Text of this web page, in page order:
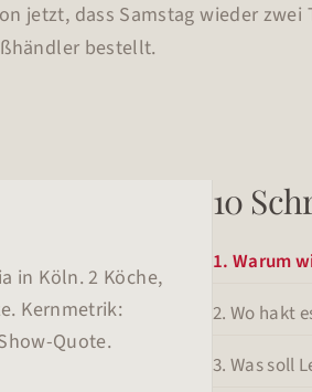
jetzt, dass Samstag wieder
bestellt.
in Köln. 2 Köche,
Kernmetrik:
Quote.
10
1. Warum
2. Wo hakt
3. Was soll